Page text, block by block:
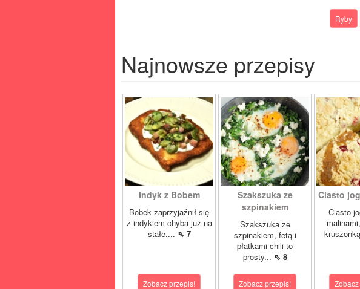
Ryby
Najnowsze przepisy
Indyk z Bobem
Bobek zaprzyjaźnił się
z indykiem chyba już na
stałe.... ⇖ 7
Zobacz przepis!
Szakszuka ze
szpinakiem
Szakszuka ze
szpinakiem, fetą i
płatkami chili to
prosty... ⇖ 8
Zobacz przepis!
Ciasto
Ciasto